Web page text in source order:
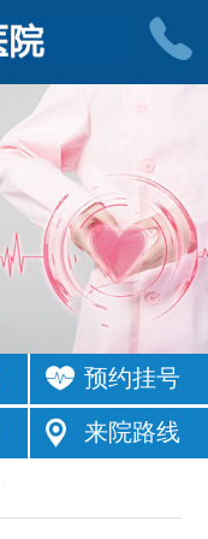
预约挂号
来院路线